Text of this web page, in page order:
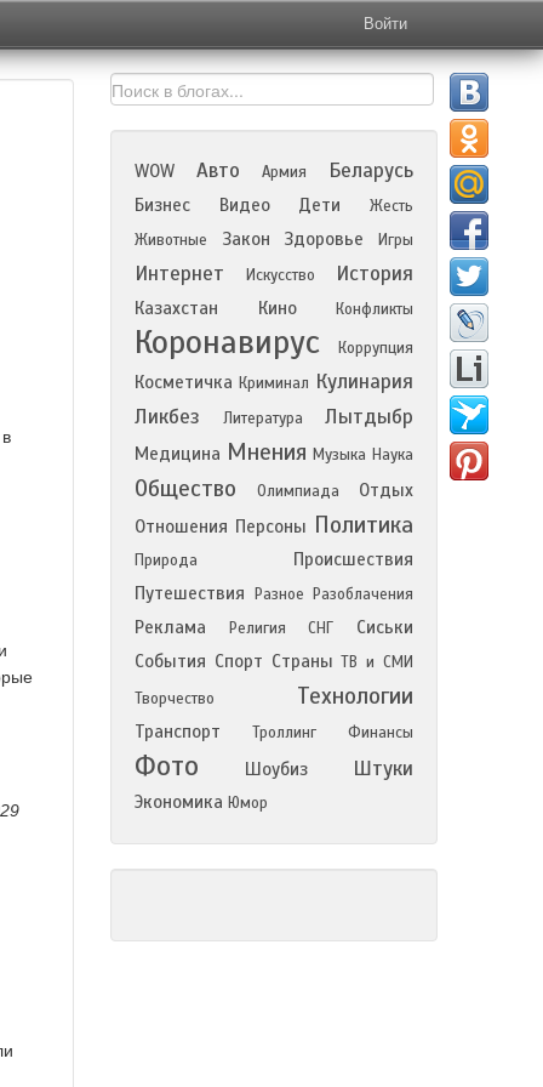
Войти
WOW Авто Армия Беларусь
Бизнес Видео Дети
Жесть
Животные
Закон Здоровье Игры
Интернет Искусство История
Казахстан Кино Конфликты
Коронавирус Коррупция
Косметичка Криминал Кулинария
Ликбез
Литература Лытдыбр
Медицина Мнения Музыка Наука
Общество Олимпиада
Отдых
Отношения Персоны Политика
Природа
Происшествия
Путешествия
Разное Разоблачения
Реклама Религия СНГ
Сиськи
События Спорт Страны ТВ и СМИ
Творчество
Технологии
Транспорт Троллинг Финансы
Фото Шоубиз Штуки
Экономика Юмор